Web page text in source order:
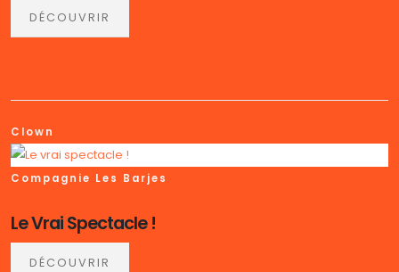
DÉCOUVRIR
Clown
Compagnie Les Barjes
Le Vrai Spectacle !
DÉCOUVRIR